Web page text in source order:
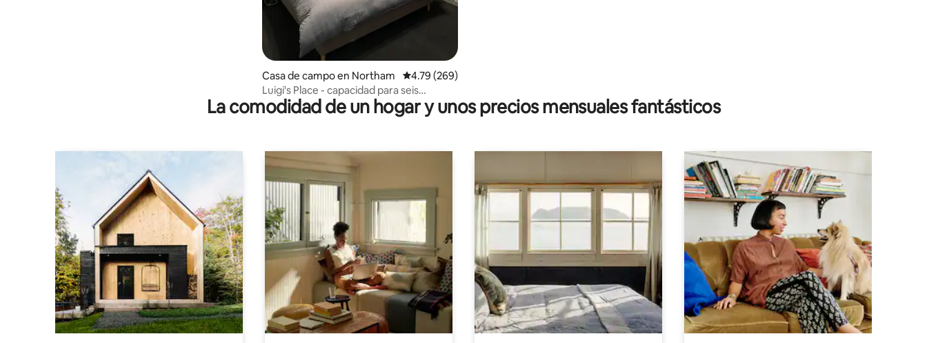
Casa de campo en Northam Calificación promedio: 4.79 de 5; 269 evaluaciones
4.79 (269)
Luigi's Place - capacidad para seis
personas con comodidad
La comodidad de un hogar y unos precios mensuales fantásticos